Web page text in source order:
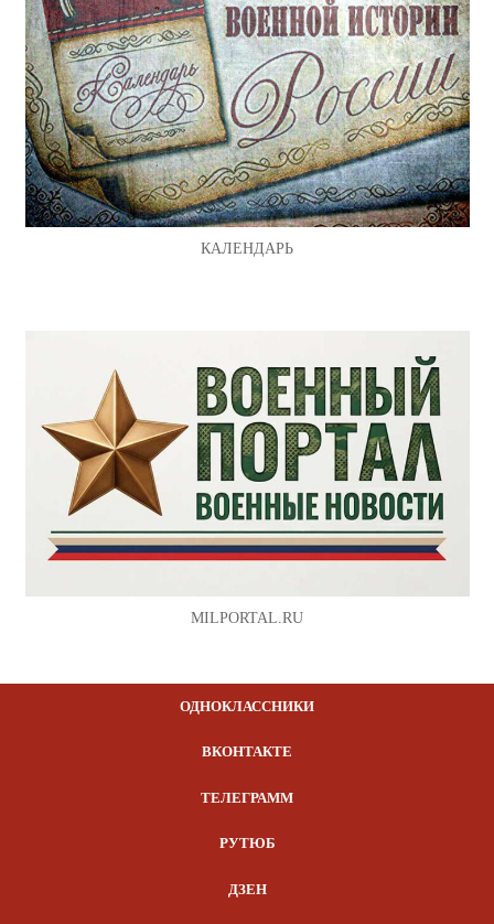
КАЛЕНДАРЬ
MILPORTAL.RU
ОДНОКЛАССНИКИ
ВКОНТАКТЕ
ТЕЛЕГРАММ
РУТЮБ
ДЗЕН